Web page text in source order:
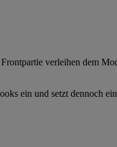
verleihen dem
ein und setzt dennoch